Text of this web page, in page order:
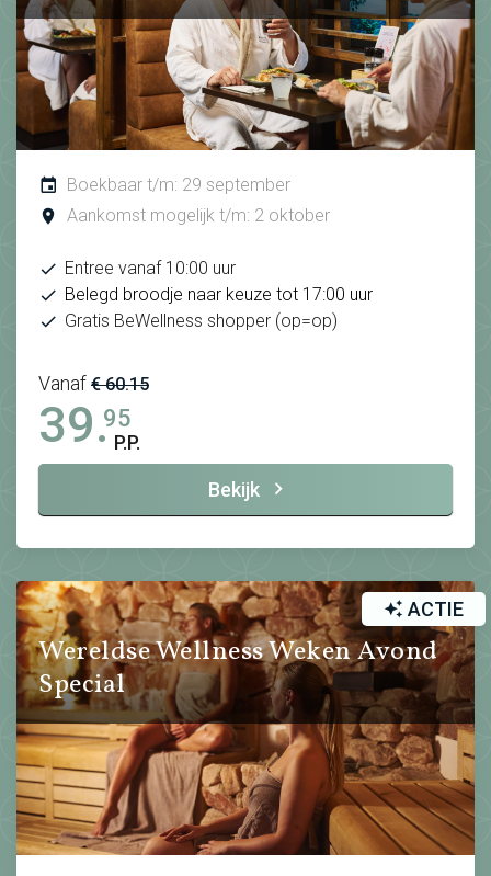
Boekbaar t/m: 29 september
Aankomst mogelijk t/m: 2 oktober
Entree vanaf 10:00 uur
Belegd broodje naar keuze tot 17:00 uur
Gratis BeWellness shopper (op=op)
Vanaf € 60.15
39.95
P.P.
Bekijk
Wereldse Wellness Weken Avond
Special
ACTIE